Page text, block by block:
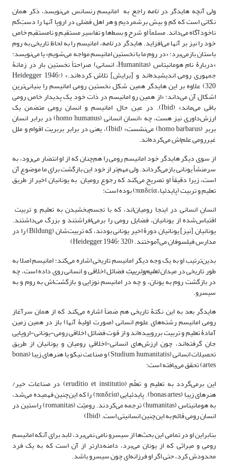
ولی آنچه هایدگر درنامهراجع به امانیسم رنسانس می‌نویسد، ذکر همان
نکاتی‌ است که کم‌ و بیش برشمردیم و هر اهل فضلی در اروپا آنها را دستِ‌کم
ناخودآگاه می‌داند. مسلماً او شرح و بسط‌ها و تفاسیر مستقیم و نامستقیم خاص
خود را نیز بر آنها می‌افزاید. هایدگر درنامه،امانیسم را به لحاظ تاریخی به روم
باستان بازمی‌برد‌: «در روم ما با نخستین امانیسم مواجه می‌شویم» یا می‌نویسد:
«دربارۀ نام هومانیتاس (Humanitas، انسانی) صراحتاً نخستین بار در زمانۀ
جمهوری رومی اندیشیده‌اند و [برایش] تلاش کرده‌اند.» (Heidegger 1946:
320) علاوه بر این هایدگر همین شکل نخستینِ رومی امانیسم را بنیانی‌ترینِ
اشکال آن می‌داند: «از همین ‌رو امانیسم در ذات خود یک پدیدار خاص رومی
باقی می‌ماند» (Ibid). در عین ‌حال امانیسم و انسان رومی متضمن یک
ارزش‌داوری نیز هست، چه «انسانِ انسانی (homo humanus) در برابر انسانِ
بربر (homo barbarus) می‌نشست» (Ibid)، یعنی در برابر بربریت اقوام و ملل
غیررومی علم‌اش می‌کرده‌اند.
از سوی ‌دیگر هایدگر خود امانیسم رومی را هم‌چنان‌ که از او انتضار می‌رود، به
سرمنشأ یونانی بازمی‌گرداند. ولی مهم‌تر از خود این بازگشت برای ما موضوع آن
است، زیرا دقیقاً او تصریح می‌کند که رجوع رومیان به یونانیان اخیر از طریق
تعلیم‌ و تربیت (پایدئیا، παιδεία) بوده است:
انسانِ انسانی در اینجا رومیان‌اند، که با تجسم‌بخشیدن به تعلیم‌ و تربیت
اقتباس‌شده از یونانیان، فضایل رومی را برمی‌افراشتند و بزرگ می‌داشتند.
یونانیان [نیز] یونانیان دورۀ اخیر یونانی بودند، که تربیت‌شان (Bildung) را در
مدارس فیلسوفان می‌آموختند. (Heidegger 1946: 320)
بدین‌ترتیب او به یک وجه دیگر امانیسم تاریخی اشاره می‌کند: امانیسم اصلا به
طور تاریخی در میدانتعلیم‌وتربیتِفضائل اخلاقی و انسانی روی داده است، چه
در بازگشت روم به یونان، و چه در امانیسم نوزایی و بازگشت‌اش به روم و به
سیسرو.
هایدگر بعد به این نکتۀ تاریخی هم ضمناً اشاره می‌کند که از همان سرآغاز
رومی امانیسم رشته‌های علوم انسانی (صورت اولیۀ آنها) باز در همین زمین
آمادۀ تعلیم‌ و تربیت برروییده‌اند و از قوت فضائل اخلاقی رومی-یونانی-اروپایی
جان گرفته‌اند، چون ارزش‌های انسانی-اخلاقیِ رومیان و یونانیان از طریق
تحصیلات انسانی (Stu­dium humanitatis) و صناعت نیکو یا هنرهای زیبا (bonas
artes) تحقق می‌یافته است:
این برمی‌گردد به تعلیم و تعلّم (eruditio et institutio) در صناعات خیر/
هنرهای زیبا (bonas artes). پایدئیایی (παιδεία) را که این‌چنین فهمیده می‌شد،
به هومانیتاس (humanitas) ترجمه می‌کردند. رومیّت (romanitas) راستین در
انسان رومی قائم به این‌چنین انسانیتی است. (Ibid)
بنابراین او در تمامی این بحث‌ها از سیسرو نامی نمی‌برد، لابد برای آنکه امانیسم
رومی و میراثی که از یونان می‌برد، دامنه‌دارتر از آن است که به یک فرد
محدودش کرد، حتی اگر او فرزانه‌ای چون سیسرو باشد.